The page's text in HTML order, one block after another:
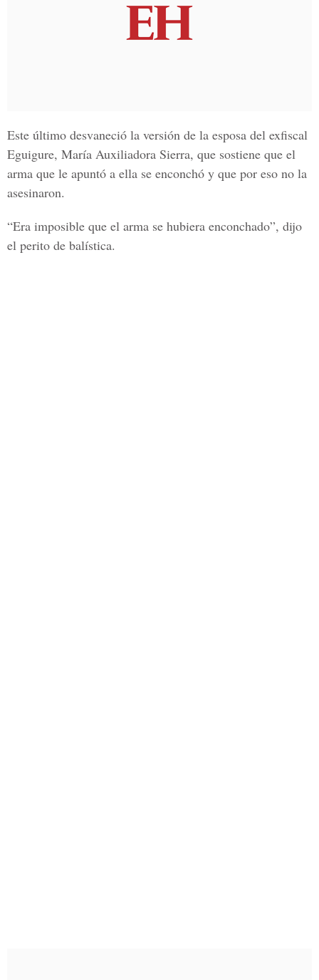
Este último desvaneció la versión de la esposa del exfiscal
Eguigure, María Auxiliadora Sierra, que sostiene que el
arma que le apuntó a ella se enconchó y que por eso no la
asesinaron.
“Era imposible que el arma se hubiera enconchado”, dijo
el perito de balística.